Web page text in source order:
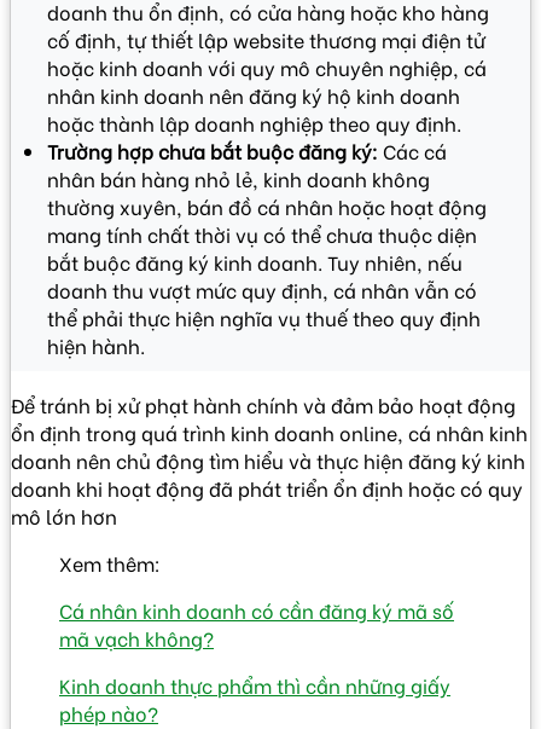
doanh thu ổn định, có cửa hàng hoặc kho hàng
cố định, tự thiết lập website thương mại điện tử
hoặc kinh doanh với quy mô chuyên nghiệp, cá
nhân kinh doanh nên đăng ký hộ kinh doanh
hoặc thành lập doanh nghiệp theo quy định.
Trường hợp chưa bắt buộc đăng ký: Các cá
nhân bán hàng nhỏ lẻ, kinh doanh không
thường xuyên, bán đồ cá nhân hoặc hoạt động
mang tính chất thời vụ có thể chưa thuộc diện
bắt buộc đăng ký kinh doanh. Tuy nhiên, nếu
doanh thu vượt mức quy định, cá nhân vẫn có
thể phải thực hiện nghĩa vụ thuế theo quy định
hiện hành.
Để tránh bị xử phạt hành chính và đảm bảo hoạt động
ổn định trong quá trình kinh doanh online, cá nhân kinh
doanh nên chủ động tìm hiểu và thực hiện đăng ký kinh
doanh khi hoạt động đã phát triển ổn định hoặc có quy
mô lớn hơn
Xem thêm:
Cá nhân kinh doanh có cần đăng ký mã số
mã vạch không?
Kinh doanh thực phẩm thì cần những giấy
phép nào?